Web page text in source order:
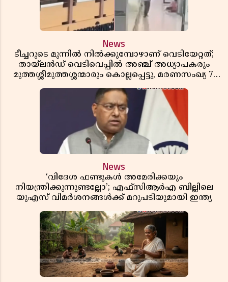
News
ടീച്ചറുടെ മുന്നിൽ നിൽക്കുമ്പോഴാണ് വെടിയേറ്റത്;
തായ്‌ലൻഡ് വെടിവെപ്പിൽ അഞ്ച് അധ്യാപകരും
മുത്തശ്ശീമുത്തശ്ശന്മാരും കൊല്ലപ്പെട്ടു, മരണസംഖ്യ 7;
News
‘വിദേശ ഫണ്ടുകൾ അമേരിക്കയും
നിയന്ത്രിക്കുന്നുണ്ടല്ലോ’; എഫ്സിആർഎ ബില്ലിലെ
യുഎസ് വിമർശനങ്ങൾക്ക് മറുപടിയുമായി ഇന്ത്യ